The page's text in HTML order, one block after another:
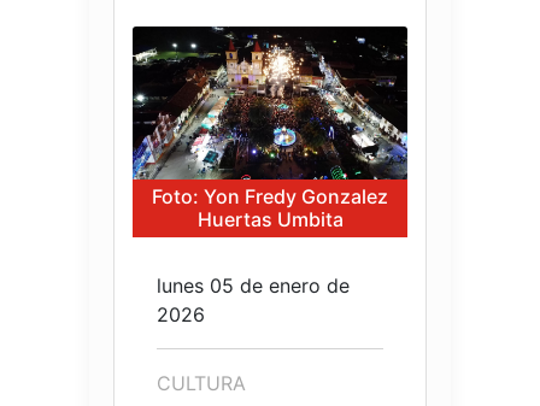
Foto: Yon Fredy Gonzalez
Huertas Umbita
lunes 05 de enero de
2026
CULTURA